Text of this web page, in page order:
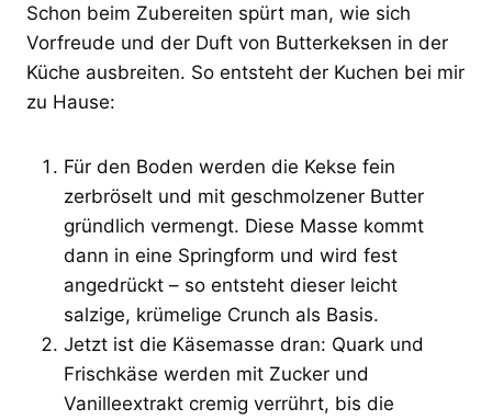
Schon beim Zubereiten spürt man, wie sich
Vorfreude und der Duft von Butterkeksen in der
Küche ausbreiten. So entsteht der Kuchen bei mir
zu Hause:
Für den Boden werden die Kekse fein
zerbröselt und mit geschmolzener Butter
gründlich vermengt. Diese Masse kommt
dann in eine Springform und wird fest
angedrückt – so entsteht dieser leicht
salzige, krümelige Crunch als Basis.
Jetzt ist die Käsemasse dran: Quark und
Frischkäse werden mit Zucker und
Vanilleextrakt cremig verrührt, bis die